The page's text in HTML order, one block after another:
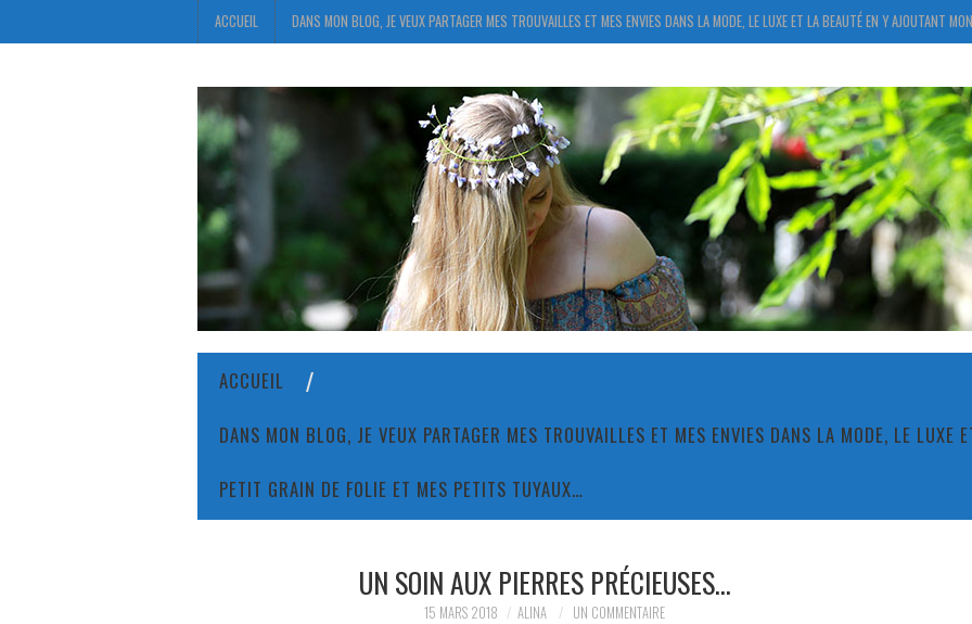
ACCUEIL DANS MON BLOG, JE VEUX PARTAGER MES TROUVAILLES ET MES ENVIES DANS LA MODE, LE LUXE ET LA BEAUTÉ EN Y AJOUTANT
ACCUEIL
DANS MON BLOG, JE VEUX PARTAGER MES TROUVAILLES ET MES ENVIES DANS LA MODE, LE LUXE
PETIT GRAIN DE FOLIE ET MES PETITS TUYAUX…
UN SOIN AUX PIERRES PRÉCIEUSES…
15 MARS 2018 ALINA UN COMMENTAIRE